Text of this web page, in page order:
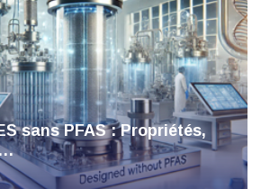
sans PFAS : Propriétés,